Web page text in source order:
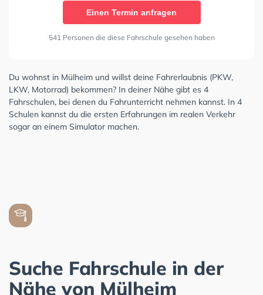
Einen Termin anfragen
541 Personen die diese Fahrschule gesehen haben
Du wohnst in Mülheim und willst deine Fahrerlaubnis (PKW,
LKW, Motorrad) bekommen? In deiner Nähe gibt es 4
Fahrschulen, bei denen du Fahrunterricht nehmen kannst. In 4
Schulen kannst du die ersten Erfahrungen im realen Verkehr
sogar an einem Simulator machen.
Suche Fahrschule in der
Nähe von Mülheim